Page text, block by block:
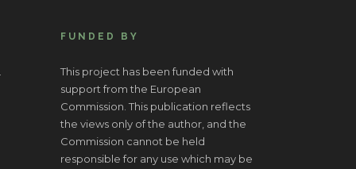
FUNDED BY
This project has been funded with
support from the European
Commission. This publication reflects
the views only of the author, and the
Commission cannot be held
responsible for any use which may be